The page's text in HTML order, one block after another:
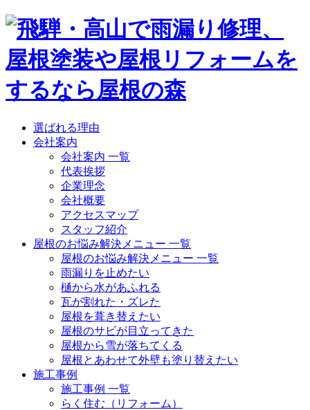
選ばれる理由
会社案内
会社案内 一覧
代表挨拶
企業理念
会社概要
アクセスマップ
スタッフ紹介
屋根のお悩み解決メニュー 一覧
屋根のお悩み解決メニュー 一覧
雨漏りを止めたい
樋から水があふれる
瓦が割れた・ズレた
屋根を葺き替えたい
屋根のサビが目立ってきた
屋根から雪が落ちてくる
屋根とあわせて外壁も塗り替えたい
施工事例
施工事例 一覧
らく住む（リフォーム）